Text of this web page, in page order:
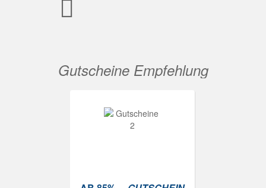
Gutscheine Empfehlung